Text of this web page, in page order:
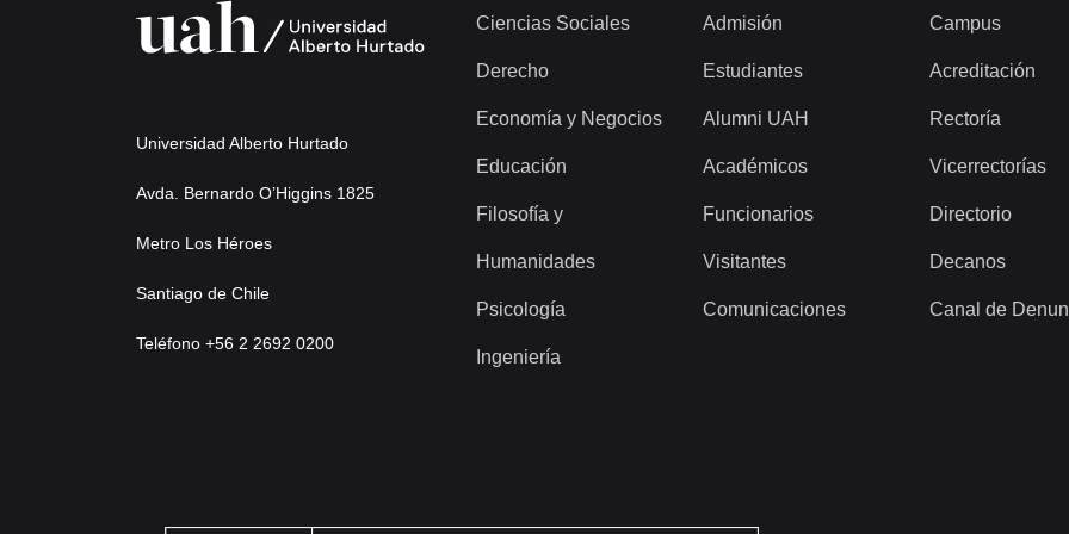
Universidad Alberto Hurtado
Avda. Bernardo O’Higgins 1825
Metro Los Héroes
Santiago de Chile
Teléfono +56 2 2692 0200
Ciencias Sociales
Derecho
Economía y Negocios
Educación
Filosofía y
Humanidades
Psicología
Ingeniería
Admisión
Estudiantes
Alumni UAH
Académicos
Funcionarios
Visitantes
Comunicaciones
Campus
Acreditación
Rectoría
Vicerrectorías
Directorio
Decanos
Canal de